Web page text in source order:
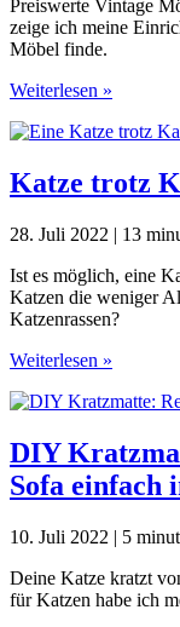
Preiswerte Vintage
zeige ich meine
Möbel finde.
Preiswerte
Möbel
Meine
tolle
aus
Hand
Weiterlesen »
Katze trotz
28. Juli 2022 | 13
Ist es möglich, eine
Katzen die weniger
Katzenrassen?
Katze
Katzenallergie?
das?
Weiterlesen »
DIY
Sofa einfach
10. Juli 2022 | 5
Deine Katze kratzt
für Katzen habe ich